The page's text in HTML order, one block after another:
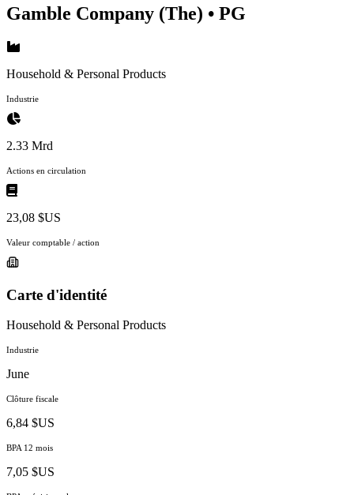
Gamble Company (The) • PG
Household & Personal Products
Industrie
2.33 Mrd
Actions en circulation
23,08 $US
Valeur comptable / action
Carte d'identité
Household & Personal Products
Industrie
June
Clôture fiscale
6,84 $US
BPA 12 mois
7,05 $US